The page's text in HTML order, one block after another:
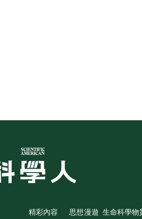
精彩內容 思想漫遊 生命科學物